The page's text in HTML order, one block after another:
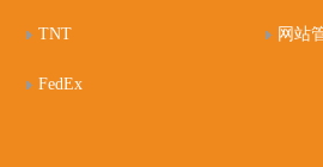
TNT
FedEx
网站